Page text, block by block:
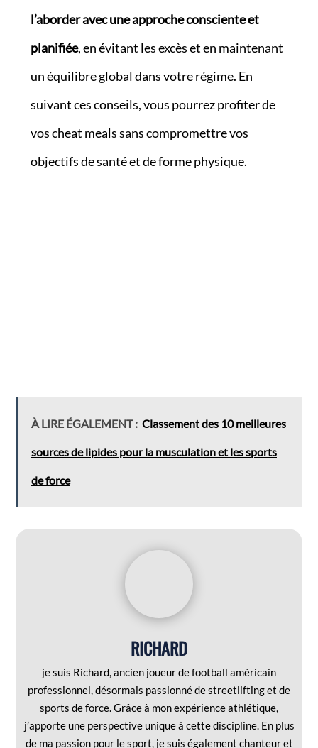
l’aborder avec une approche consciente et
planifiée, en évitant les excès et en maintenant
un équilibre global dans votre régime. En
suivant ces conseils, vous pourrez profiter de
vos cheat meals sans compromettre vos
objectifs de santé et de forme physique.
À LIRE ÉGALEMENT : Classement des 10 meilleures
sources de lipides pour la musculation et les sports
de force
RICHARD
je suis Richard, ancien joueur de football américain
professionnel, désormais passionné de streetlifting et de
sports de force. Grâce à mon expérience athlétique,
j’apporte une perspective unique à cette discipline. En plus
de ma passion pour le sport, je suis également chanteur et